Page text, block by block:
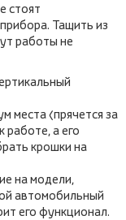
стоят
Тащить из
работы не
места (прячется за
работе, а его
крошки на
на модели,
автомобильный
его функционал.